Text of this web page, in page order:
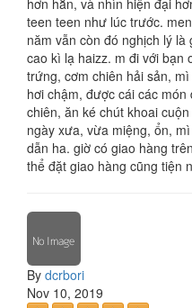
teen teen như lúc trước.
năm vẫn còn đó nghịch lý
cao kì lạ haizz. m đi với bạn
trứng, cơm chiên hải sản,
hơi chậm, được cái các
chiên, ăn ké chút khoai
ngày xưa, vừa miệng, ổn,
dẫn ha. giờ có giao hàng
thể đặt giao hàng cũng tiện
By dcrbori
Nov 10, 2019